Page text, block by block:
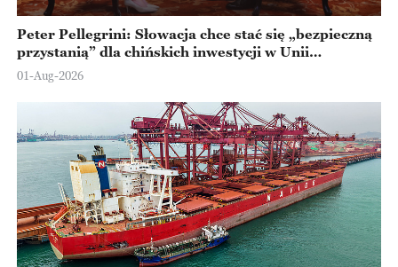
Peter Pellegrini: Słowacja chce stać się „bezpieczną
przystanią” dla chińskich inwestycji w Unii
Europejskiej
01-Aug-2026